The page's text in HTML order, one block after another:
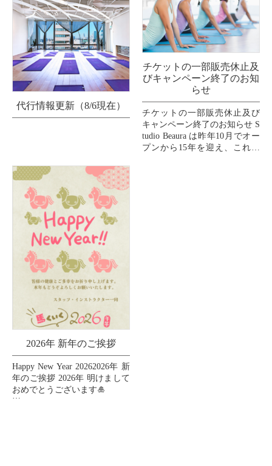
代行情報更新（8/6現在）
チケットの一部販売休止及
びキャンペーン終了のお知
らせ
チケットの一部販売休止及び
キャンペーン終了のお知らせ S
tudio Beaura は昨年10月でオー
プンから15年を迎え、これま
2026年 新年のご挨拶
Happy New Year 20262026年 新
年のご挨拶 2026年 明けまして
おめでとうございます🎍